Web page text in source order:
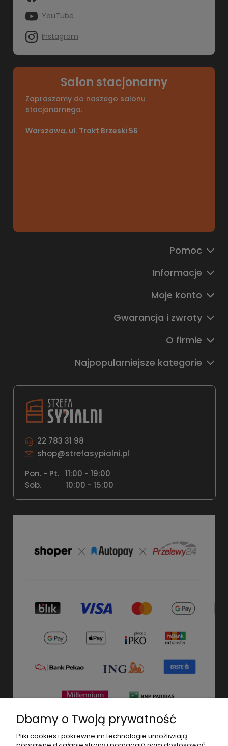
YouTube
Instagram
Salon stacjonarny
Zapraszamy do naszego salonu
stacjonarnego.
Warszawa, ul. Trakt Brzeski 56
Pomoc
Informacje
Moje konto
Gwarancja i zwroty
O firmie
Najpopularniejsze kategorie
22 783 31 98
shop@strefasypialni.pl
Pon. - Pt. 11:00 - 19:00
Sob.
10:00 - 15:00
Dbamy o Twoją prywatność
Pliki cookies i pokrewne im technologie umożliwiają